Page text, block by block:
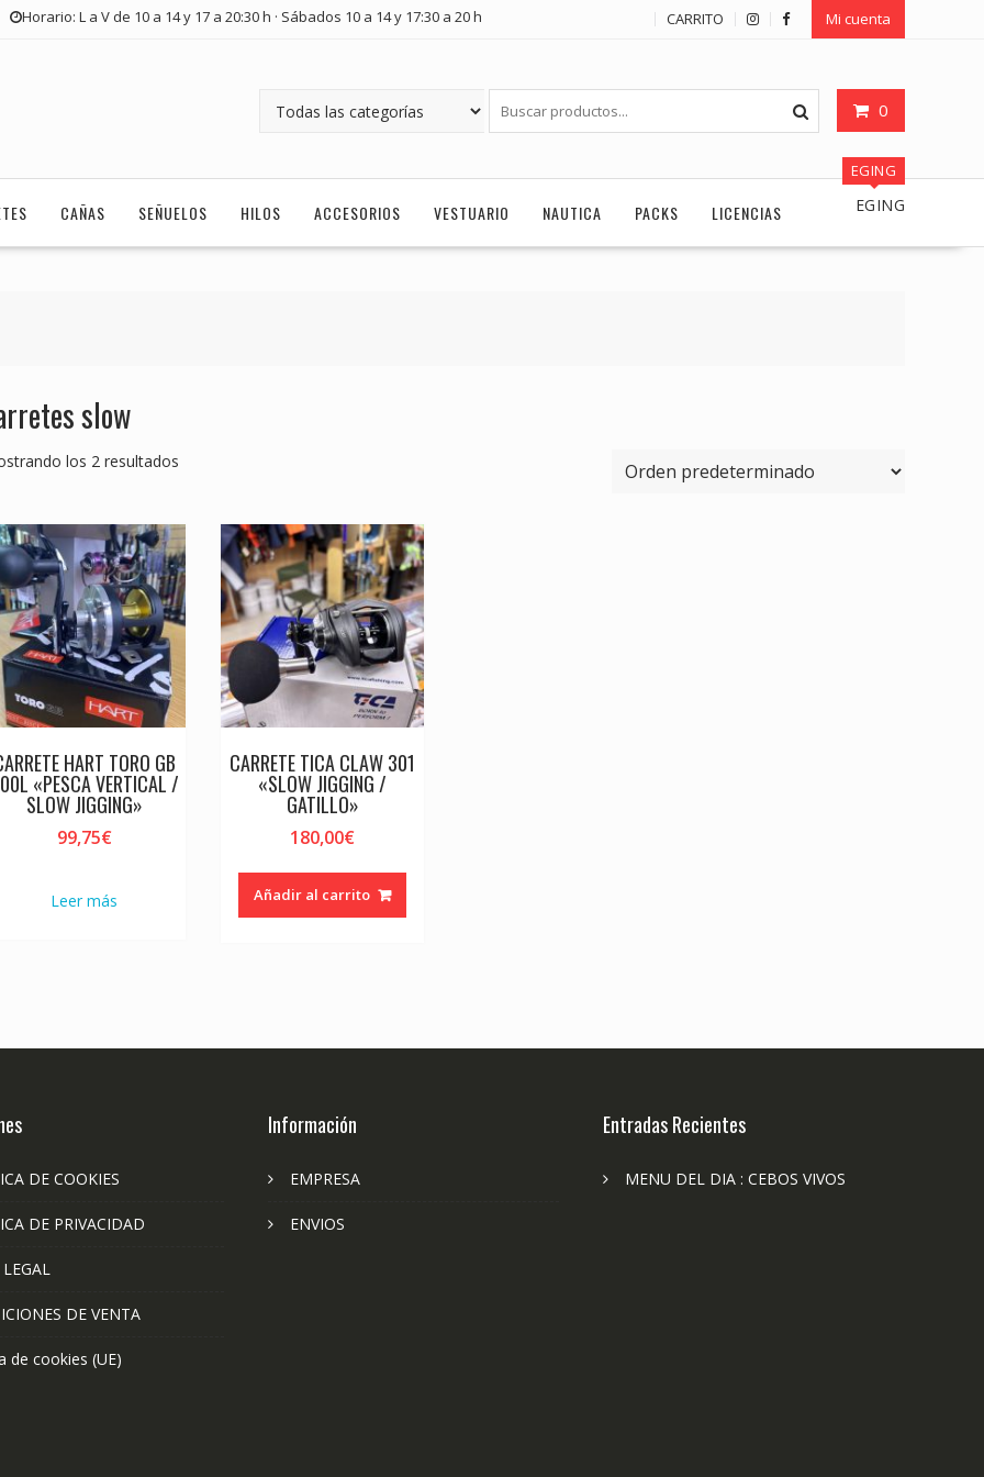
Horario: L a V de 10 a 14 y 17 a 20:30 h · Sábados 10 a 14 y 17:30 a 20 h CARRITO Mi cuenta
0
CAÑAS SEÑUELOS HILOS ACCESORIOS VESTUARIO NAUTICA PACKS LICENCIAS
EGING
EGING
slow
los 2 resultados
HART TORO GB
«PESCA VERTICAL /
SLOW JIGGING»
99,75€
Leer más
CARRETE TICA CLAW 301
«SLOW JIGGING /
GATILLO»
180,00€
Añadir al carrito
DE COOKIES
DE PRIVACIDAD
DE VENTA
de cookies (UE)
Información
EMPRESA
ENVIOS
Entradas Recientes
MENU DEL DIA : CEBOS VIVOS